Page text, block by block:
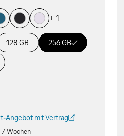
+ 1
128 GB 256 GB
Angebot mit Vertrag
in einem neuen Tab geöffnet)
Wochen